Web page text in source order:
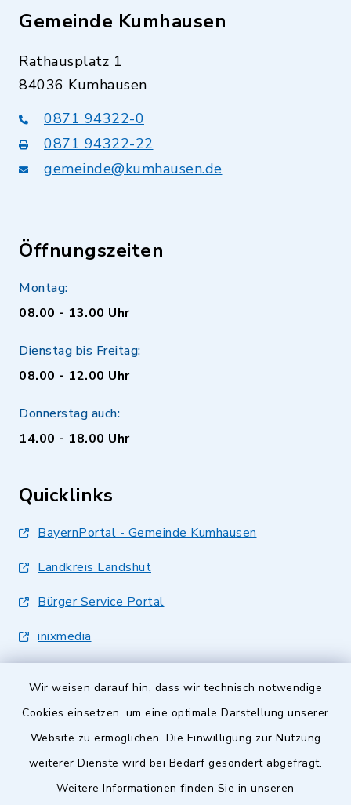
Wir weisen darauf hin, dass wir technisch notwendige
Cookies einsetzen, um eine optimale Darstellung unserer
Website zu ermöglichen. Die Einwilligung zur Nutzung
weiterer Dienste wird bei Bedarf gesondert abgefragt.
Weitere Informationen finden Sie in unseren
Gemeinde Kumhausen
Rathausplatz 1
84036 Kumhausen
0871 94322-0
0871 94322-22
gemeinde@kumhausen.de
Öffnungszeiten
Montag:
08.00 - 13.00 Uhr
Dienstag bis Freitag:
08.00 - 12.00 Uhr
Donnerstag auch:
14.00 - 18.00 Uhr
Quicklinks
BayernPortal - Gemeinde Kumhausen
Landkreis Landshut
Bürger Service Portal
inixmedia
Barrierefreiheit